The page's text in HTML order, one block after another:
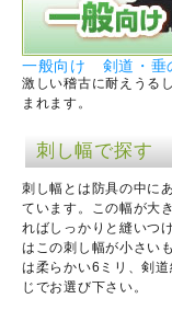
一般向け 剣道・垂
激しい稽古に耐えうる
まれます。
刺し幅で探す
刺し幅とは防具の中に
ています。この幅が大
ればしっかりと縫いつ
はこの刺し幅が小さい
は柔らかい6ミリ、剣
じでお選び下さい。